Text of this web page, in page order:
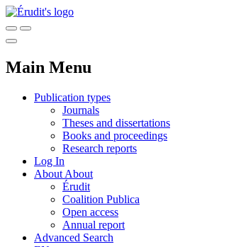
Main Menu
Publication types
Journals
Theses and dissertations
Books and proceedings
Research reports
Log In
About About
Érudit
Coalition Publica
Open access
Annual report
Advanced Search